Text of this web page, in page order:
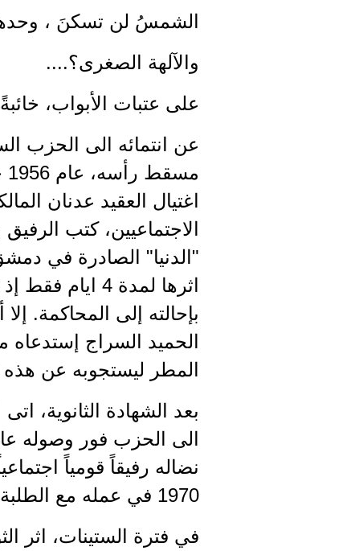
الشمسُ لن تسكنَ ،
والآلهة الصغرى؟....
على عتبات الأبواب،
عن انتمائه الى الحزب
اغتيال العقيد عدنان
الاجتماعيين، كتب
"الدنيا" الصادرة في
اثرها لمدة
بإحالته إلى المحاكمة.
الحميد السراج
المطر ليستجوبه عن هذه
بعد الشهادة الثانوية،
1970 في عمله مع الطلبة القوميين (حين كانت القيادة في الأسر)، الى ان تخرج طبيباً.
في فترة الستينات، اثر